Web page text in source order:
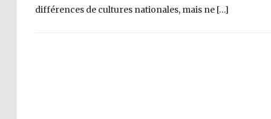
différences de cultures nationales, mais ne […]